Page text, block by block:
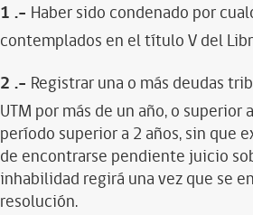
1 .- Haber sido condenado por
contemplados en el título V del
2 .- Registrar una o más deudas
UTM por más de un año, o
período superior a 2 años, sin que
de encontrarse pendiente juicio
inhabilidad regirá una vez que se
resolución.